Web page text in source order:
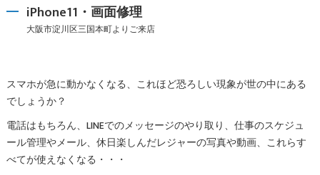
iPhone11・画面修理
大阪市淀川区三国本町よりご来店
スマホが急に動かなくなる、これほど恐ろしい現象が世の中にある
でしょうか？
電話はもちろん、LINEでのメッセージのやり取り、仕事のスケジュ
ール管理やメール、休日楽しんだレジャーの写真や動画、これらす
べてが使えなくなる・・・